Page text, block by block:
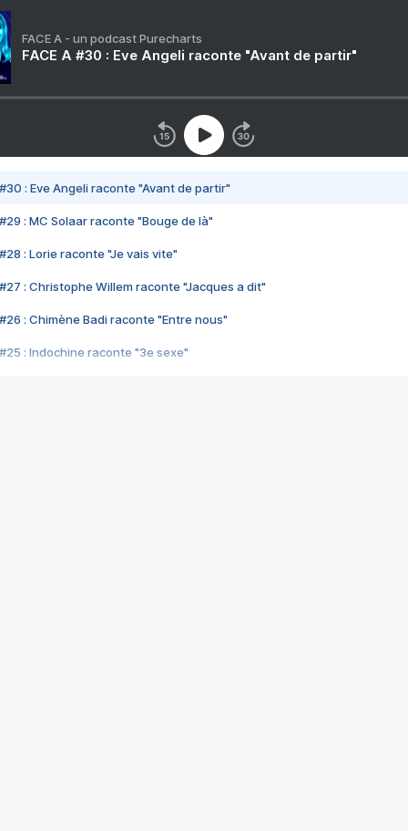
FACE A - un podcast Purecharts
FACE A #30 : Eve Angeli raconte "Avant de partir"
#30 : Eve Angeli raconte "Avant de partir"
#29 : MC Solaar raconte "Bouge de là"
#28 : Lorie raconte "Je vais vite"
#27 : Christophe Willem raconte "Jacques a dit"
#26 : Chimène Badi raconte "Entre nous"
#25 : Indochine raconte "3e sexe"